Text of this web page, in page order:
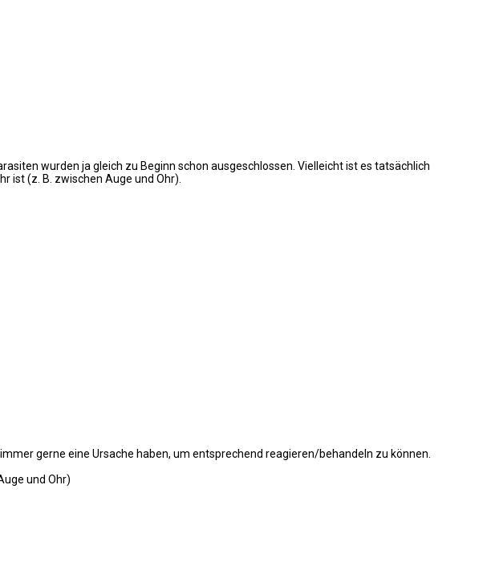
wurden ja gleich zu Beginn schon ausgeschlossen. Vielleicht ist es tatsächlich
ist (z. B. zwischen Auge und Ohr).
gerne eine Ursache haben, um entsprechend reagieren/behandeln zu können.
und Ohr)